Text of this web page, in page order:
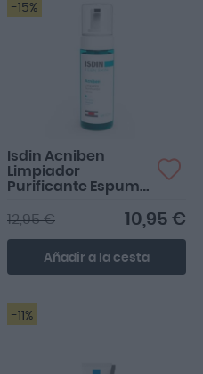
-15%
Isdin Acniben
Limpiador
Purificante Espuma
10,95 €
12,95 €
Añadir a la cesta
-11%